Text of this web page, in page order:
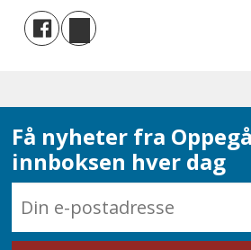
Få nyheter fra
innboksen hver dag